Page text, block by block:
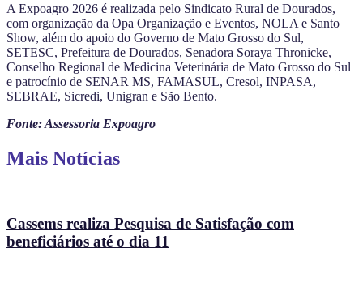
A Expoagro 2026 é realizada pelo Sindicato Rural de Dourados,
com organização da Opa Organização e Eventos, NOLA e Santo
Show, além do apoio do Governo de Mato Grosso do Sul,
SETESC, Prefeitura de Dourados, Senadora Soraya Thronicke,
Conselho Regional de Medicina Veterinária de Mato Grosso do Sul
e patrocínio de SENAR MS, FAMASUL, Cresol, INPASA,
SEBRAE, Sicredi, Unigran e São Bento.
Fonte: Assessoria Expoagro
Mais Notícias
Cassems realiza Pesquisa de Satisfação com
beneficiários até o dia 11